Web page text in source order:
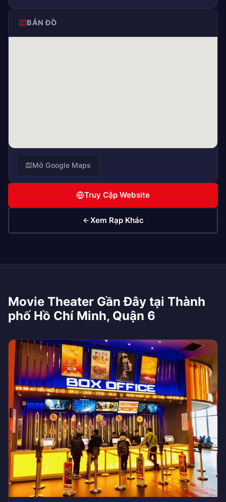
BẢN ĐỒ
Mở Google Maps
Truy Cập Website
Xem Rạp Khác
Movie Theater Gần Đây tại Thành
phố Hồ Chí Minh, Quận 6